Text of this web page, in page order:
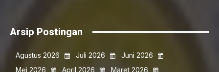
Arsip Postingan
Agustus 2026 Juli 2026
Juni 2026
Mei 2026
April 2026
Maret 2026